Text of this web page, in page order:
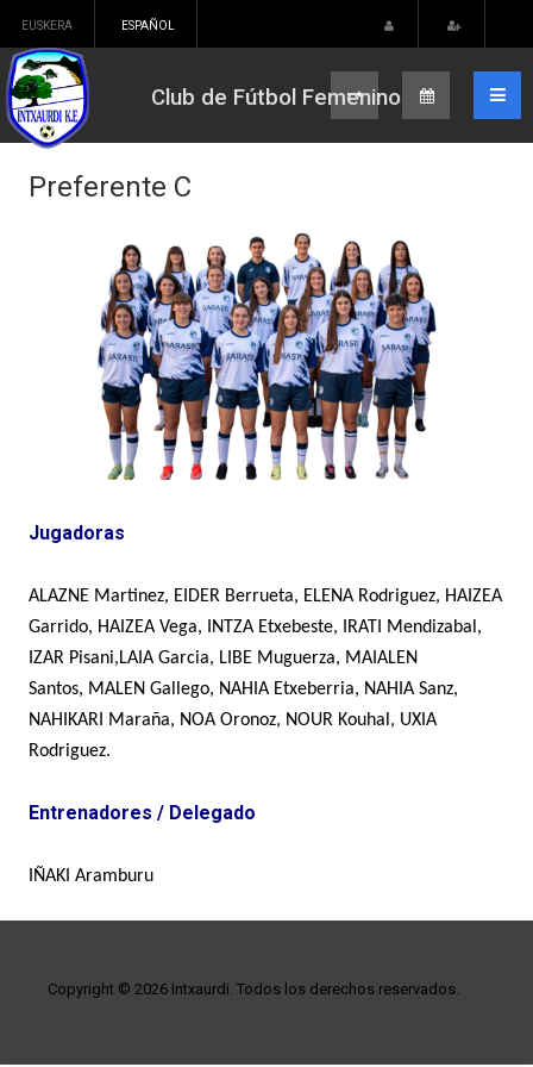
EUSKERA ESPAÑOL
Club de Fútbol Femenino
Preferente C
Jugadoras
ALAZNE Martinez, EIDER Berrueta, ELENA Rodriguez, HAIZEA
Garrido, HAIZEA Vega, INTZA Etxebeste, IRATI Mendizabal,
IZAR Pisani,LAIA Garcia, LIBE Muguerza, MAIALEN
Santos, MALEN Gallego, NAHIA Etxeberria, NAHIA Sanz,
NAHIKARI Maraña, NOA Oronoz, NOUR Kouhal, UXIA
Rodriguez.
Entrenadores / Delegado
IÑAKI Aramburu
Copyright © 2026 Intxaurdi. Todos los derechos reservados.